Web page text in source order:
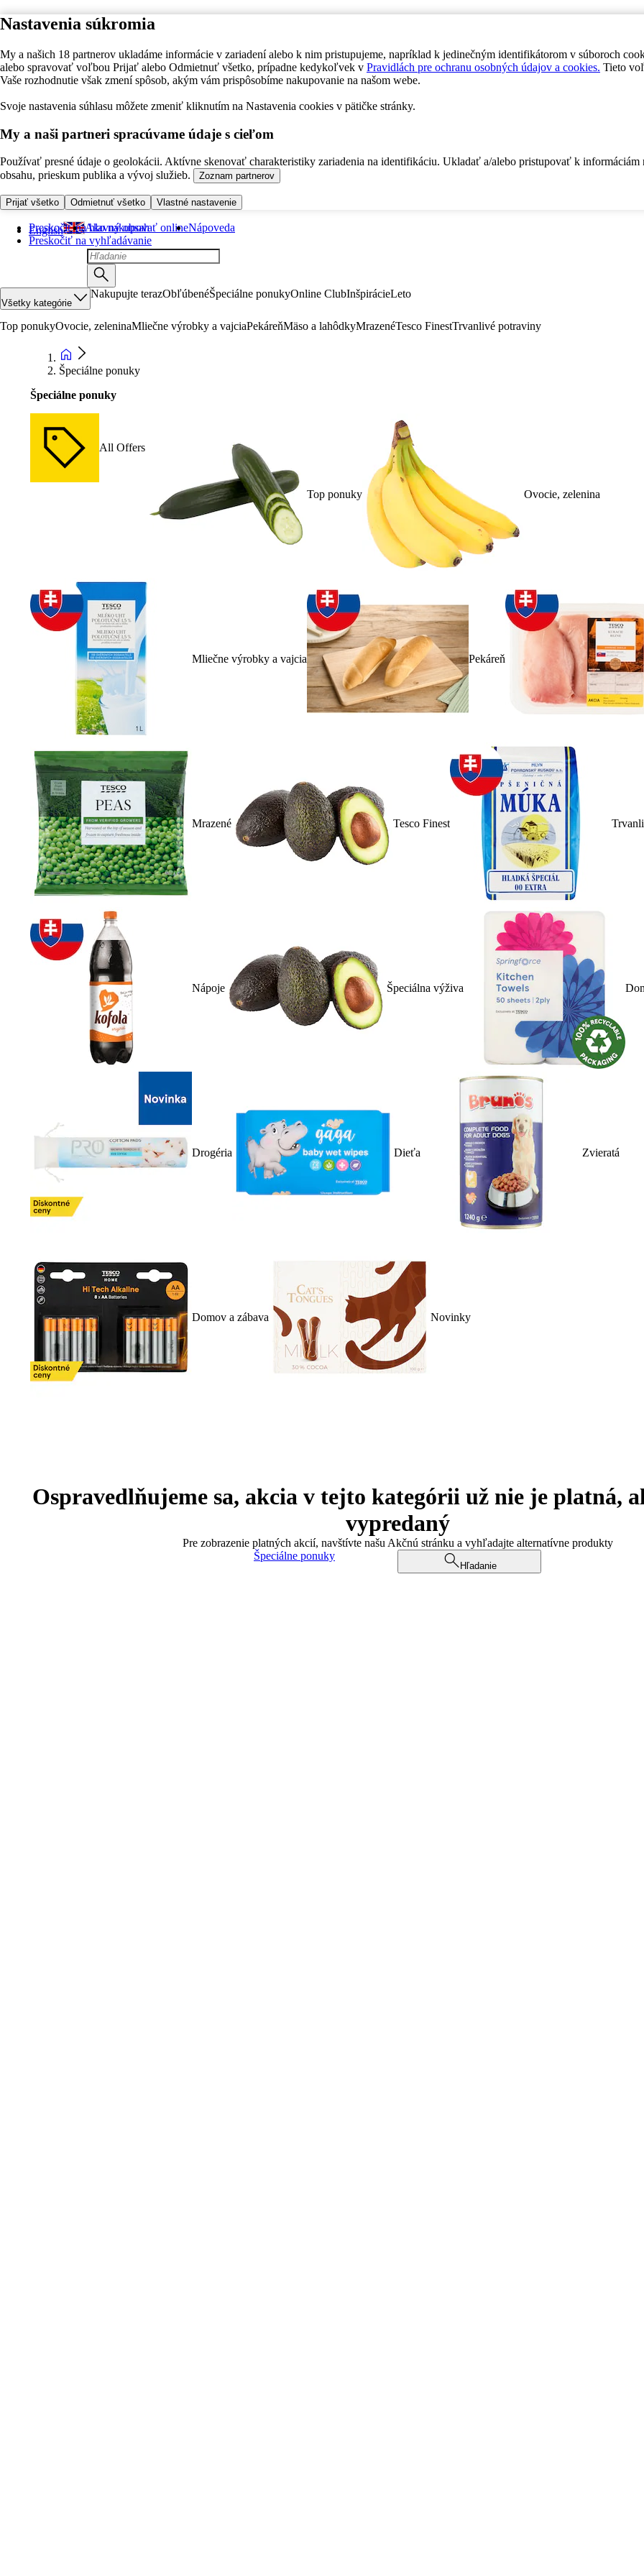
Nastavenia súkromia
My a našich 18 partnerov ukladáme informácie v zariadení alebo k nim pristupujeme, napríklad k jedinečným identifikátorom v súboroch
alebo spravovať voľbou Prijať alebo Odmietnuť všetko, prípadne kedykoľvek v Pravidlách pre ochranu osobných údajov a cookies. Tieto
Vaše rozhodnutie však zmení spôsob, akým vám prispôsobíme nakupovanie na našom webe.
Svoje nastavenia súhlasu môžete zmeniť kliknutím na Nastavenia cookies v pätičke stránky.
My a naši partneri spracúvame údaje s cieľom
Používať presné údaje o geolokácii. Aktívne skenovať charakteristiky zariadenia na identifikáciu. Ukladať a/alebo pristupovať k informáciám
obsahu, prieskum publika a vývoj služieb.
Zoznam partnerov
Prijať všetko Odmietnuť všetko Vlastné nastavenie
Preskočiť na hlavný obsah
Preskočiť na vyhľadávanie
English Ako nakupovať onlineNápoveda
Všetky kategórie
Nakupujte terazObľúbenéŠpeciálne ponukyOnline ClubInšpirácieLeto
Top ponukyOvocie, zeleninaMliečne výrobky a vajciaPekáreňMäso a lahôdkyMrazenéTesco FinestTrvanlivé potraviny
Špeciálne ponuky
Špeciálne ponuky
All Offers
Top ponuky Ovocie, zelenina
Mliečne výrobky a vajcia Pekáreň
Mrazené Tesco Finest
Nápoje Špeciálna výživa
Drogéria Dieťa Zvieratá
Domov a zábava Novinky
Ospravedlňujeme sa, akcia v tejto kategórii už nie je platná,
vypredaný
Pre zobrazenie platných akcií, navštívte našu Akčnú stránku a vyhľadajte alternatívne produkty
Špeciálne ponuky
Hľadanie